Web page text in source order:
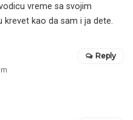
vreme sa svojim
krevet kao da sam i ja dete.
Reply